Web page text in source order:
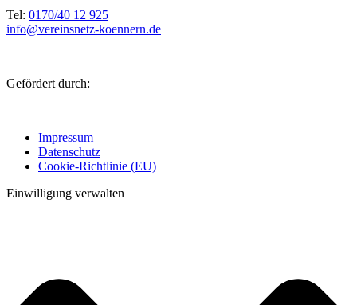
Tel: 0170/40 12 925
info@vereinsnetz-koennern.de
Gefördert durch:
Impressum
Datenschutz
Cookie-Richtlinie (EU)
Einwilligung verwalten